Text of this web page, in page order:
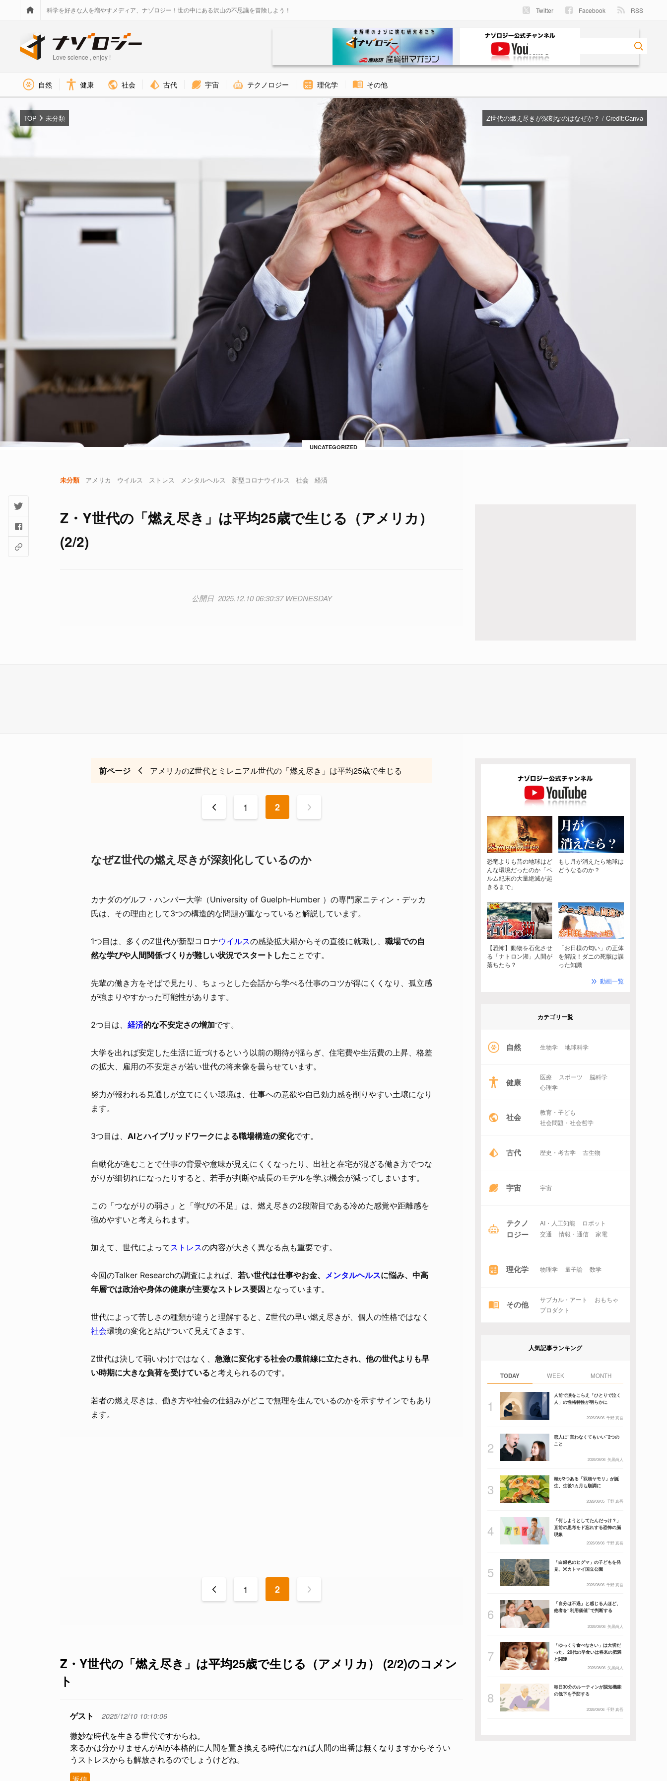
科学を好きな人を増やすメディア、ナゾロジー！世の中にある沢山の不思議を冒険しよう！ Twitter Facebook RSS
Love science , enjoy !
自然 健康 社会 古代 宇宙 テクノロジー 理化学 その他
Z世代の燃え尽きが深刻なのはなぜか？ / Credit:Canva
UNCATEGORIZED
TOP 未分類
未分類 アメリカ ウイルス ストレス メンタルヘルス 新型コロナウイルス 社会 経済
Z・Y世代の「燃え尽き」は平均25歳で生じる（アメリカ）
(2/2)
2025.12.10 06:30:37 WEDNESDAY
前ページ アメリカのZ世代とミレニアル世代の「燃え尽き」は平均25歳で生じる
< 1 2 >
なぜZ世代の燃え尽きが深刻化しているのか
カナダのゲルフ・ハンバー大学（University of Guelph-Humber ）の専門家ニティン・デッカ
氏は、その理由として3つの構造的な問題が重なっていると解説しています。
1つ目は、多くのZ世代が新型コロナウイルスの感染拡大期からその直後に就職し、 職場での自
然な学びや人間関係づくりが難しい状況でスタートしたことです。
先輩の働き方をそばで見たり、ちょっとした会話から学べる仕事のコツが得にくくなり、孤立感
が強まりやすかった可能性があります。
2つ目は、 経済的な不安定さの増加です。
大学を出れば安定した生活に近づけるという以前の期待が揺らぎ、住宅費や生活費の上昇、格差
の拡大、雇用の不安定さが若い世代の将来像を曇らせています。
努力が報われる見通しが立てにくい環境は、仕事への意欲や自己効力感を削りやすい土壌になり
ます。
3つ目は、 AIとハイブリッドワークによる職場構造の変化です。
自動化が進むことで仕事の背景や意味が見えにくくなったり、出社と在宅が混ざる働き方でつな
がりが細切れになったりすると、若手が判断や成長のモデルを学ぶ機会が減ってしまいます。
この「つながりの弱さ」と「学びの不足」は、燃え尽きの2段階目である冷めた感覚や距離感を
強めやすいと考えられます。
加えて、世代によってストレスの内容が大きく異なる点も重要です。
今回のTalker Researchの調査によれば、 若い世代は仕事やお金、 メンタルヘルスに悩み、中高
年層では政治や身体の健康が主要なストレス要因 となっています。
世代によって苦しさの種類が違うと理解すると、Z世代の早い燃え尽きが、個人の性格ではなく
社会環境の変化と結びついて見えてきます。
Z世代は決して弱いわけではなく、 急激に変化する社会の最前線に立たされ、他の世代よりも早
い時期に大きな負荷を受けていると考えられるのです。
若者の燃え尽きは、働き方や社会の仕組みがどこで無理を生んでいるのかを示すサインでもあり
ます。
< 1 2 >
Z・Y世代の「燃え尽き」は平均25歳で生じる（アメリカ） (2/2)のコメン
ト
ゲスト 2025/12/10 10:10:06
微妙な時代を生きる世代ですからね。
来るかは分かりませんがAIが本格的に人間を置き換える時代になれば人間の出番は無くなりますからそうい
うストレスからも解放されるのでしょうけどね。
恐竜よりも昔の地球はど
んな環境だったのか「ペ
ルム紀末の大量絶滅が起
きるまで」
もし月が消えたら地球は
どうなるのか？
【恐怖】動物を石化させ
る「ナトロン湖」人間が
落ちたら？
「お日様の匂い」の正体
を解説！ダニの死骸は誤
った知識
動画一覧
カテゴリー覧
自然 生物学 地球科学
健康 医療 スポーツ
脳科学
心理学
社会
教育・子ども
社会問題・社会哲学
古代 歴史・考古学 古生物
宇宙 宇宙
テクノ
ロジー
AI・人工知能
ロボット
交通
情報・通信 家電
理化学 物理学 量子論 数学
その他 サブカル・アート
おもちゃ
プロダクト
人気記事ランキング
TODAY WEEK MONTH
人前で涙をこらえ「ひとりで泣く
人」の性格特性が明らかに
2026/08/06 千野 真吾
恋人に“言わなくてもいい”2つの
こと
2026/08/06 矢黒尚人
頭が2つある「双頭ヤモリ」が誕
生、生後1カ月も順調に
2026/08/05 千野 真吾
「何しようとしてたんだっけ？」
直前の思考をド忘れする恐怖の脳
現象
2026/08/06 千野 真吾
「白銀色のヒグマ」の子どもを発
見、米カトマイ国立公園
2026/08/06 千野 真吾
「自分は不遇」と感じる人ほど、
他者を“利用価値”で判断する
2026/08/06 矢黒尚人
「ゆっくり食べなさい」は大切だ
った、20代の早食いは将来の肥満
と関連
2026/08/06 矢黒尚人
毎日30分のルーティンが認知機能
の低下を予防する
2026/08/06 千野 真吾